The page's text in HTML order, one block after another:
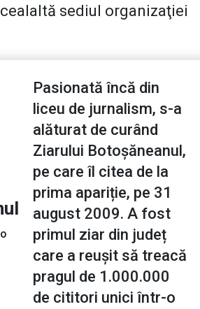
sediul organizaţiei
Pasionată încă din
liceu de jurnalism, s-a
alăturat de curând
Ziarului Botoșăneanul,
pe care îl citea de la
prima apariție, pe 31
august 2009. A fost
primul ziar din județ
care a reușit să treacă
pragul de 1.000.000
de cititori unici într-o